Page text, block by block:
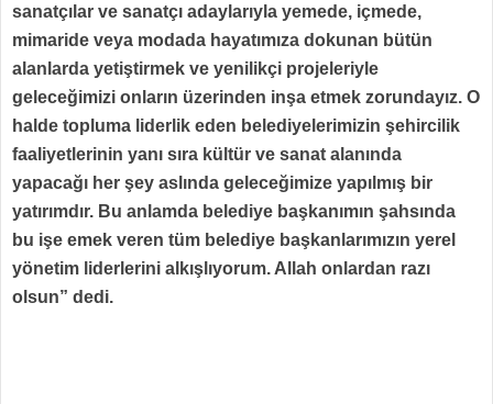
sanatçılar ve sanatçı adaylarıyla yemede, içmede,
mimaride veya modada hayatımıza dokunan bütün
alanlarda yetiştirmek ve yenilikçi projeleriyle
geleceğimizi onların üzerinden inşa etmek zorundayız. O
halde topluma liderlik eden belediyelerimizin şehircilik
faaliyetlerinin yanı sıra kültür ve sanat alanında
yapacağı her şey aslında geleceğimize yapılmış bir
yatırımdır. Bu anlamda belediye başkanımın şahsında
bu işe emek veren tüm belediye başkanlarımızın yerel
yönetim liderlerini alkışlıyorum. Allah onlardan razı
olsun” dedi.